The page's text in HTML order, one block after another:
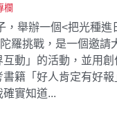
欄
，舉辦一個<把光種進
羅挑戰，是一個邀請
動」的活動，並用創
籍「好人肯定有好報
實知道...